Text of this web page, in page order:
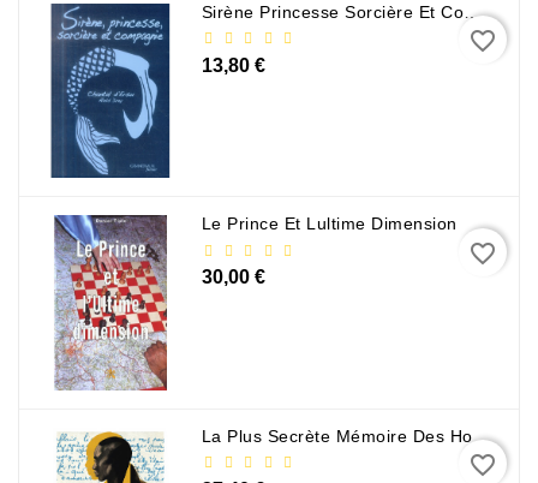
Thriller
Religion
Ésotérisme
Romans
Nouvelles
Genre
Romance
Sciences
Sociales
Sirène Princesse Sorcière Et Compagnie
13,80 €
favorite_border
Le Prince Et Lultime Dimension
30,00 €
favorite_border
La Plus Secrète Mémoire Des Hommes - Mohamed Mbougar Sarr
favorite_border